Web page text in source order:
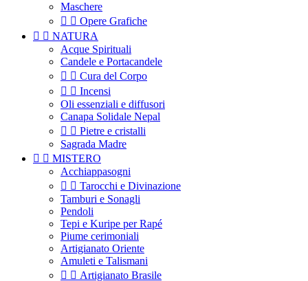
Maschere
  Opere Grafiche
  NATURA
Acque Spirituali
Candele e Portacandele
  Cura del Corpo
  Incensi
Oli essenziali e diffusori
Canapa Solidale Nepal
  Pietre e cristalli
Sagrada Madre
  MISTERO
Acchiappasogni
  Tarocchi e Divinazione
Tamburi e Sonagli
Pendoli
Tepi e Kuripe per Rapé
Piume cerimoniali
Artigianato Oriente
Amuleti e Talismani
  Artigianato Brasile